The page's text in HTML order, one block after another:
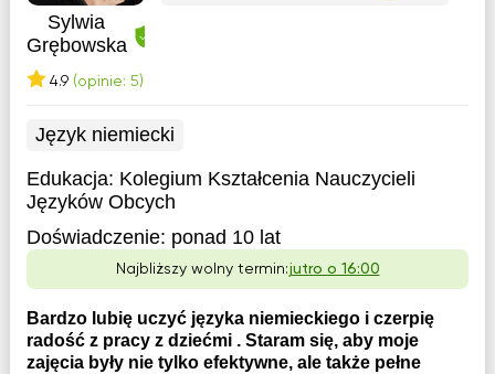
Sylwia
Grębowska
4.9 (opinie: 5)
Język niemiecki
Edukacja: Kolegium Kształcenia Nauczycieli
Języków Obcych
Doświadczenie: ponad 10 lat
Najbliższy wolny termin:jutro o 16:00
Bardzo lubię uczyć języka niemieckiego i czerpię
radość z pracy z dziećmi . Staram się, aby moje
zajęcia były nie tylko efektywne, ale także pełne